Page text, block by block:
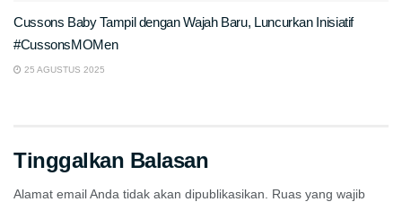
Cussons Baby Tampil dengan Wajah Baru, Luncurkan Inisiatif
#CussonsMOMen
25 AGUSTUS 2025
Tinggalkan Balasan
Alamat email Anda tidak akan dipublikasikan.
Ruas yang wajib